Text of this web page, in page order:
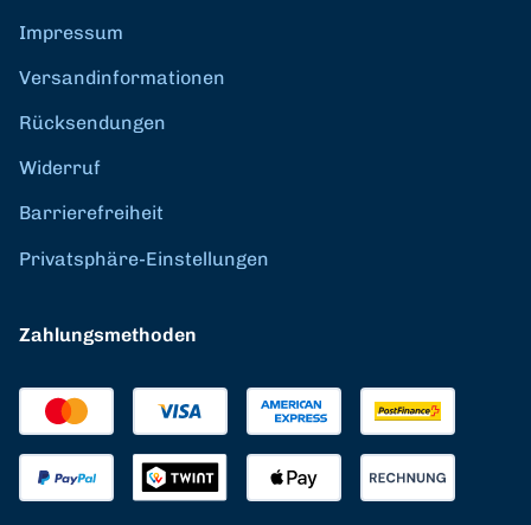
Impressum
Versandinformationen
Rücksendungen
Widerruf
Barrierefreiheit
Privatsphäre-Einstellungen
Zahlungsmethoden